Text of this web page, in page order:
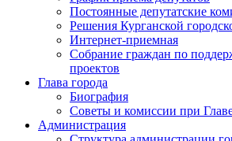
Постоянные депутатские
Решения Курганской
Интернет-приемная
Собрание граждан по
проектов
Глава города
Биография
Советы и комиссии при
Администрация